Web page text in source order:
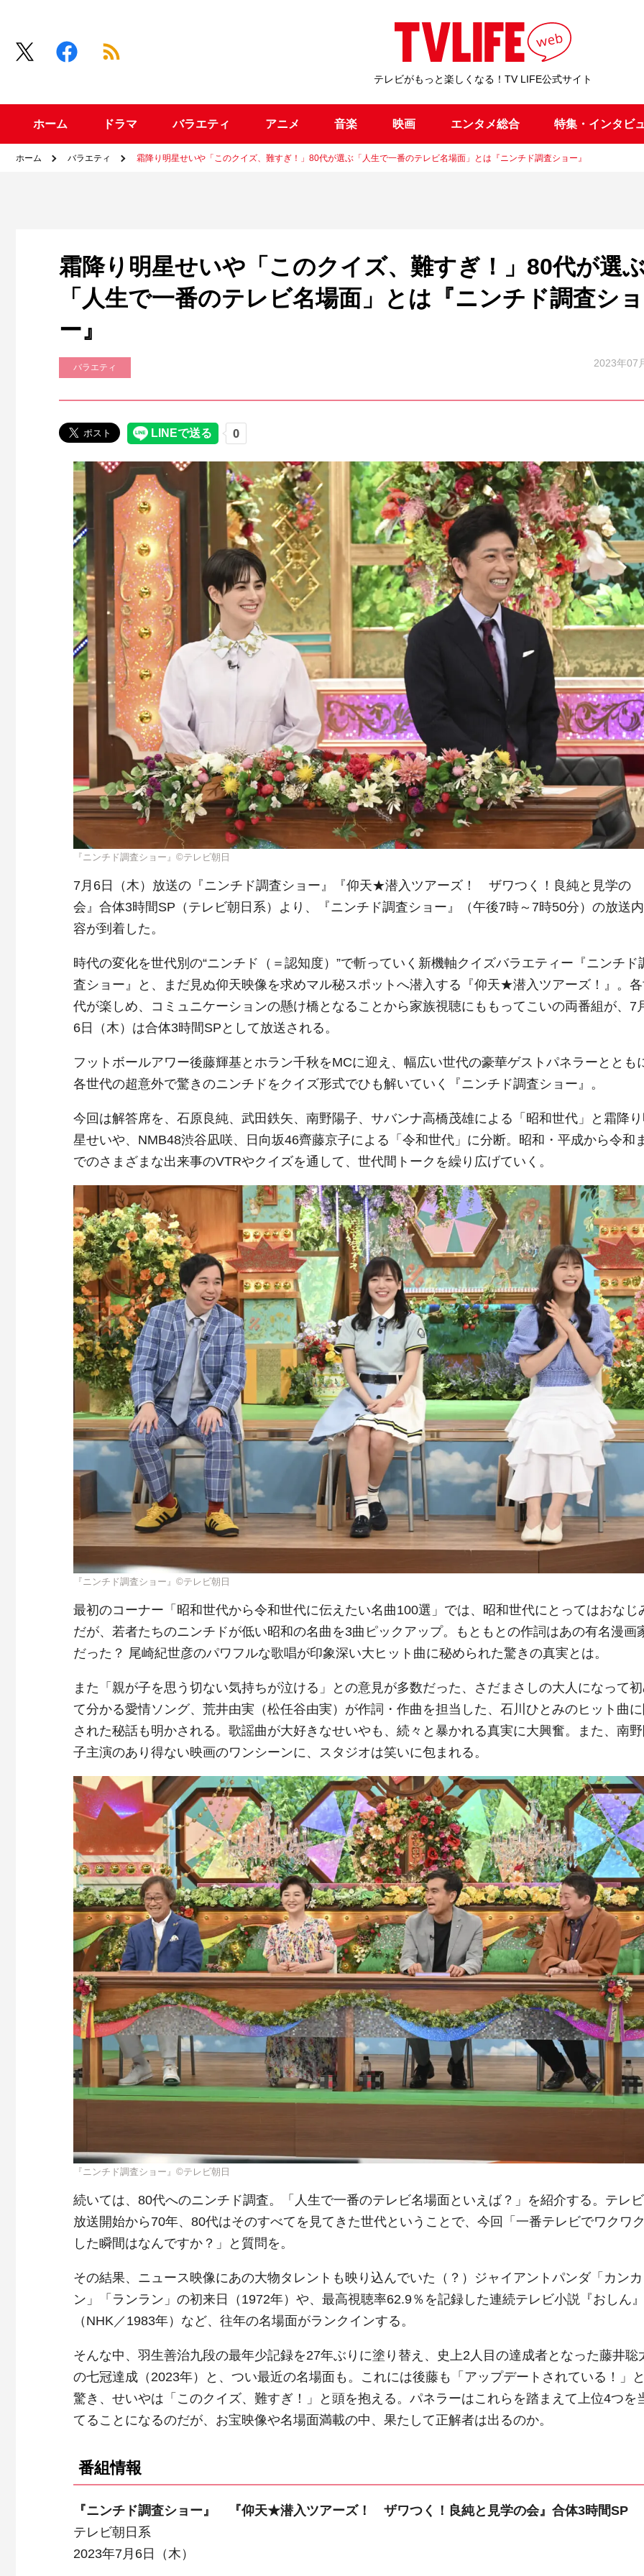
テレビがもっと楽しくなる！TV LIFE公式サイト
ホーム ドラマ バラエティ アニメ 音楽 映画 エンタメ総合 特集・インタビ
ホーム バラエティ 霜降り明星せいや「このクイズ、難すぎ！」80代が選ぶ「人生で一番のテレビ名場面」とは『ニンチド調査ショー』
霜降り明星せいや「このクイズ、難すぎ！」80代が選
「人生で一番のテレビ名場面」とは『ニンチド調査ショ
ー』
バラエティ 2023年07
『ニンチド調査ショー』©テレビ朝日
7月6日（木）放送の『ニンチド調査ショー』『仰天★潜入ツアーズ！ ザワつく！良純と見学の
会』合体3時間SP（テレビ朝日系）より、『ニンチド調査ショー』（午後7時～7時50分）の放送内
容が到着した。
時代の変化を世代別の“ニンチド（＝認知度）”で斬っていく新機軸クイズバラエティー『ニンチド
査ショー』と、まだ見ぬ仰天映像を求めマル秘スポットへ潜入する『仰天★潜入ツアーズ！』。
代が楽しめ、コミュニケーションの懸け橋となることから家族視聴にももってこいの両番組が、7
6日（木）は合体3時間SPとして放送される。
フットボールアワー後藤輝基とホラン千秋をMCに迎え、幅広い世代の豪華ゲストパネラーととも
各世代の超意外で驚きのニンチドをクイズ形式でひも解いていく『ニンチド調査ショー』。
今回は解答席を、石原良純、武田鉄矢、南野陽子、サバンナ高橋茂雄による「昭和世代」と霜降
星せいや、NMB48渋谷凪咲、日向坂46齊藤京子による「令和世代」に分断。昭和・平成から令和
でのさまざまな出来事のVTRやクイズを通して、世代間トークを繰り広げていく。
『ニンチド調査ショー』©テレビ朝日
最初のコーナー「昭和世代から令和世代に伝えたい名曲100選」では、昭和世代にとってはおなじ
だが、若者たちのニンチドが低い昭和の名曲を3曲ピックアップ。もともとの作詞はあの有名漫画
だった？ 尾崎紀世彦のパワフルな歌唱が印象深い大ヒット曲に秘められた驚きの真実とは。
また「親が子を思う切ない気持ちが泣ける」との意見が多数だった、さだまさしの大人になって
て分かる愛情ソング、荒井由実（松任谷由実）が作詞・作曲を担当した、石川ひとみのヒット曲
された秘話も明かされる。歌謡曲が大好きなせいやも、続々と暴かれる真実に大興奮。また、南
子主演のあり得ない映画のワンシーンに、スタジオは笑いに包まれる。
『ニンチド調査ショー』©テレビ朝日
続いては、80代へのニンチド調査。「人生で一番のテレビ名場面といえば？」を紹介する。テレビ
放送開始から70年、80代はそのすべてを見てきた世代ということで、今回「一番テレビでワクワ
した瞬間はなんですか？」と質問を。
その結果、ニュース映像にあの大物タレントも映り込んでいた（？）ジャイアントパンダ「カンカ
ン」「ランラン」の初来日（1972年）や、最高視聴率62.9％を記録した連続テレビ小説『おしん』
（NHK／1983年）など、往年の名場面がランクインする。
そんな中、羽生善治九段の最年少記録を27年ぶりに塗り替え、史上2人目の達成者となった藤井聡
の七冠達成（2023年）と、つい最近の名場面も。これには後藤も「アップデートされている！」
驚き、せいやは「このクイズ、難すぎ！」と頭を抱える。パネラーはこれらを踏まえて上位4つを
てることになるのだが、お宝映像や名場面満載の中、果たして正解者は出るのか。
番組情報
『ニンチド調査ショー』 『仰天★潜入ツアーズ！ ザワつく！良純と見学の会』合体3時間SP
テレビ朝日系
2023年7月6日（木）